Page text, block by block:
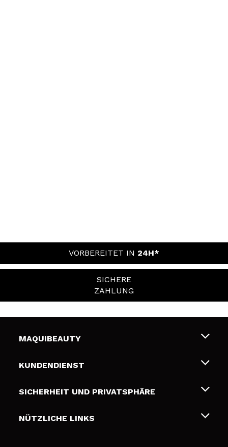
VORBEREITET IN 24H*
SICHERE
ZAHLUNG
MAQUIBEAUTY
Über uns
Geschenkkarten
KUNDENDIENST
Liefer- und Versandkosten
Zahlung
SICHERHEIT UND PRIVATSPHÄRE
Bedingungen und Datenschutz
NÜTZLICHE LINKS